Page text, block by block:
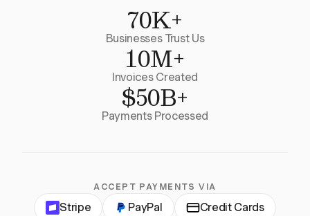
70K+
Businesses Trust Us
10M+
Invoices Created
$50B+
Payments Processed
ACCEPT PAYMENTS VIA
Stripe PayPal Credit Cards